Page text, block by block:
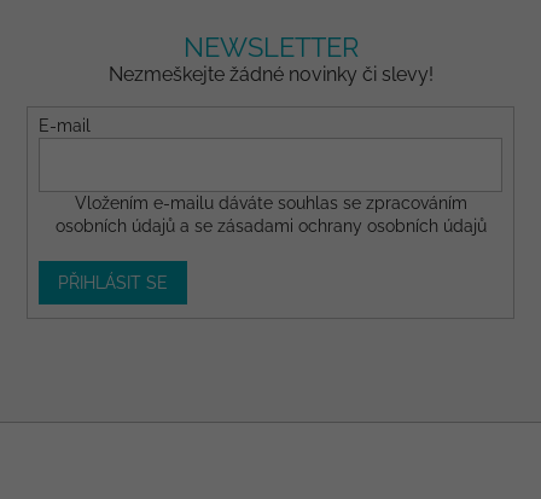
NEWSLETTER
Nezmeškejte žádné novinky či slevy!
E-mail
Vložením e-mailu dáváte souhlas se zpracováním
osobních údajů a se zásadami ochrany osobních údajů
PŘIHLÁSIT SE